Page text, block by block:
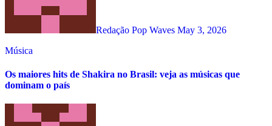
Redação Pop Waves May 3, 2026
Música
Os maiores hits de Shakira no Brasil: veja as músicas que
dominam o país